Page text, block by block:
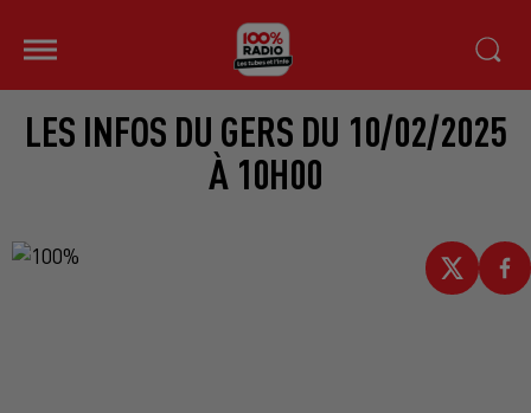
LES INFOS DU GERS DU 10/02/2025
À 10H00